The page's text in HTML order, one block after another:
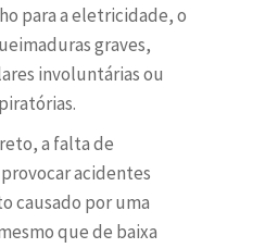
para a eletricidade, o
graves,
involuntárias ou
a falta de
acidentes
causado por uma
que de baixa